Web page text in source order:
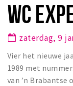
Musea, theaters
Toeristische
Natuurgebieden
Baroniepoorten
WC
zaterdag, 9
Vier het nieuwe
1989 met
van ’n Brabantse